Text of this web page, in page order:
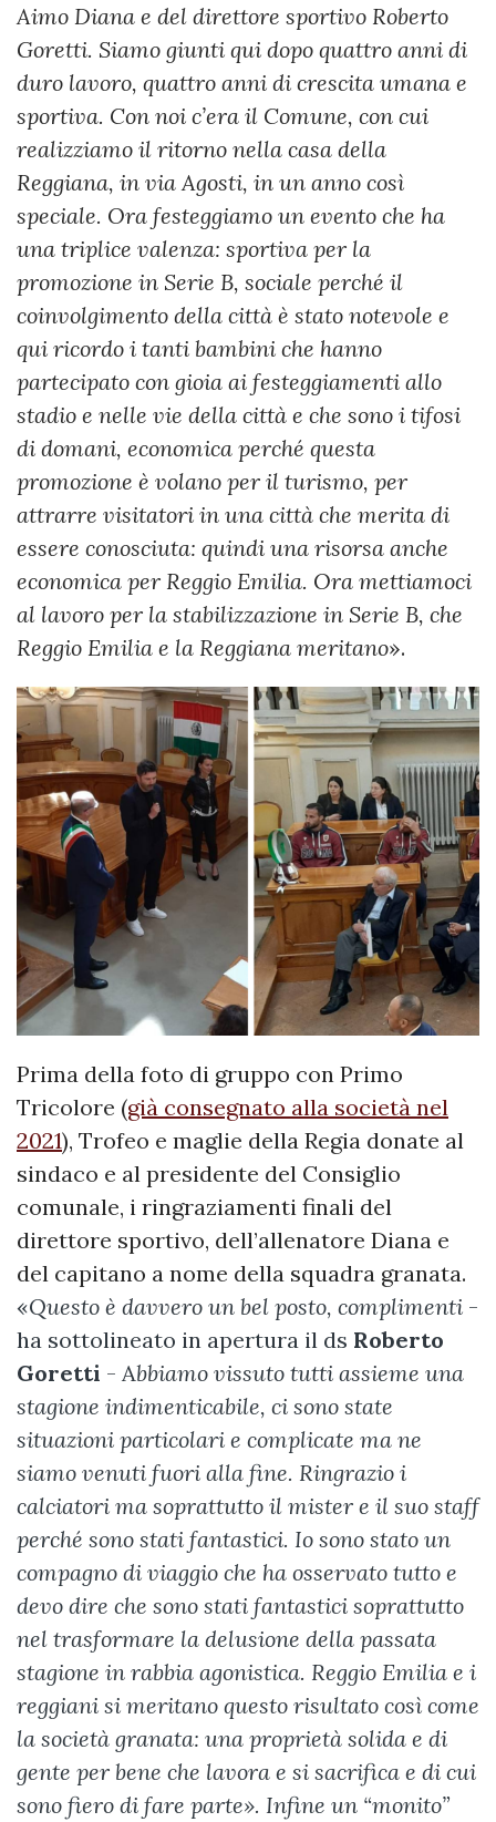
Aimo Diana e del direttore sportivo Roberto
Goretti. Siamo giunti qui dopo quattro anni di
duro lavoro, quattro anni di crescita umana e
sportiva. Con noi c’era il Comune, con cui
realizziamo il ritorno nella casa della
Reggiana, in via Agosti, in un anno così
speciale. Ora festeggiamo un evento che ha
una triplice valenza: sportiva per la
promozione in Serie B, sociale perché il
coinvolgimento della città è stato notevole e
qui ricordo i tanti bambini che hanno
partecipato con gioia ai festeggiamenti allo
stadio e nelle vie della città e che sono i tifosi
di domani, economica perché questa
promozione è volano per il turismo, per
attrarre visitatori in una città che merita di
essere conosciuta: quindi una risorsa anche
economica per Reggio Emilia. Ora mettiamoci
al lavoro per la stabilizzazione in Serie B, che
Reggio Emilia e la Reggiana meritano».
Prima della foto di gruppo con Primo
Tricolore (già consegnato alla società nel
2021), Trofeo e maglie della Regia donate al
sindaco e al presidente del Consiglio
comunale, i ringraziamenti finali del
direttore sportivo, dell’allenatore Diana e
del capitano a nome della squadra granata.
«Questo è davvero un bel posto, complimenti -
ha sottolineato in apertura il ds Roberto
Goretti - Abbiamo vissuto tutti assieme una
stagione indimenticabile, ci sono state
situazioni particolari e complicate ma ne
siamo venuti fuori alla fine. Ringrazio i
calciatori ma soprattutto il mister e il suo staff
perché sono stati fantastici. Io sono stato un
compagno di viaggio che ha osservato tutto e
devo dire che sono stati fantastici soprattutto
nel trasformare la delusione della passata
stagione in rabbia agonistica. Reggio Emilia e i
reggiani si meritano questo risultato così come
la società granata: una proprietà solida e di
gente per bene che lavora e si sacrifica e di cui
sono fiero di fare parte». Infine un “monito”